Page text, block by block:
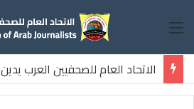
القائمة
الاتحاد العام للصحفيين العرب
ثلاثة صحفيين فلسطينيين باستهداف